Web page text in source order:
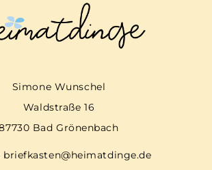
Simone Wunschel
Waldstraße 16
Bad Grönenbach
briefkasten@heimatdinge.de